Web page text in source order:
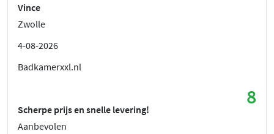
Vince
Zwolle
4-08-2026
Badkamerxxl.nl
8
Scherpe prijs en snelle levering!
Aanbevolen